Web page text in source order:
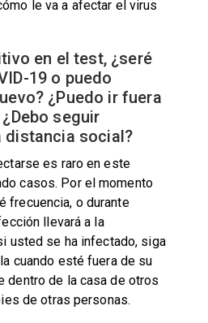
le va a afectar el virus
en el test, ¿seré
19 o puedo
¿Puedo ir fuera
seguir
distancia social?
es raro en este
casos. Por el momento
frecuencia, o durante
llevará a la
usted se ha infectado, siga
cuando esté fuera de su
dentro de la casa de otros
de otras personas.